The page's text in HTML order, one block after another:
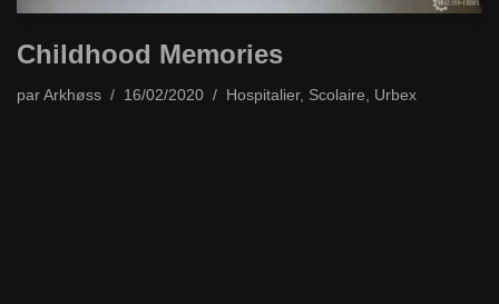
Childhood Memories
par Arkhøss 16/02/2020 Hospitalier, Scolaire, Urbex